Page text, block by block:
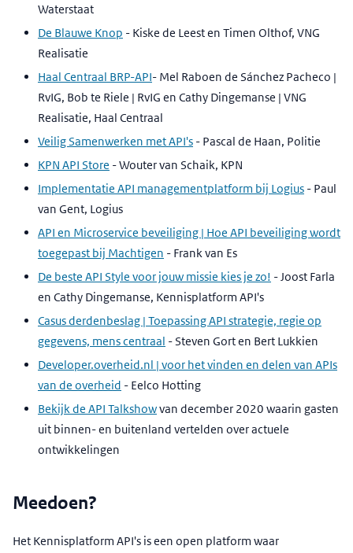
Waterstaat
De Blauwe Knop - Kiske de Leest en Timen Olthof, VNG
Realisatie
Haal Centraal BRP-API- Mel Raboen de Sánchez Pacheco |
RvIG, Bob te Riele | RvIG en Cathy Dingemanse | VNG
Realisatie, Haal Centraal
Veilig Samenwerken met API's - Pascal de Haan, Politie
KPN API Store - Wouter van Schaik, KPN
Implementatie API managementplatform bij Logius - Paul
van Gent, Logius
API en Microservice beveiliging | Hoe API beveiliging wordt
toegepast bij Machtigen - Frank van Es
De beste API Style voor jouw missie kies je zo! - Joost Farla
en Cathy Dingemanse, Kennisplatform API's
Casus derdenbeslag | Toepassing API strategie, regie op
gegevens, mens centraal - Steven Gort en Bert Lukkien
Developer.overheid.nl | voor het vinden en delen van APIs
van de overheid - Eelco Hotting
Bekijk de API Talkshowvan december 2020 waarin gasten
uit binnen- en buitenland vertelden over actuele
ontwikkelingen
Meedoen?
Het Kennisplatform API's is een open platform waar